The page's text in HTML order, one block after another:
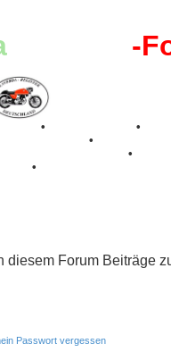
-Register -
• •
•
•
•
diesem Forum Beiträge
Passwort vergessen